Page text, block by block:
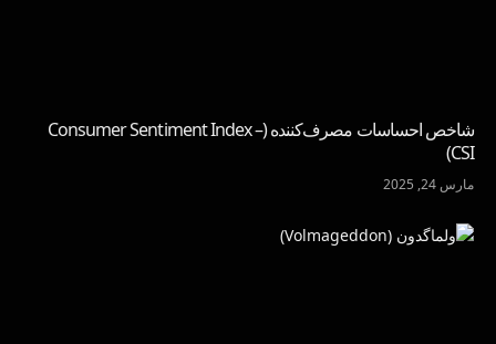
شاخص احساسات مصرف‌کننده (Consumer Sentiment Index –
CSI)
مارس 24, 2025